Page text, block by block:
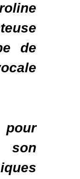
de
son